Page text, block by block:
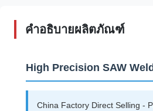
คำอธิบายผลิตภัณฑ์
High Precision SAW
China Factory Direct Selling -